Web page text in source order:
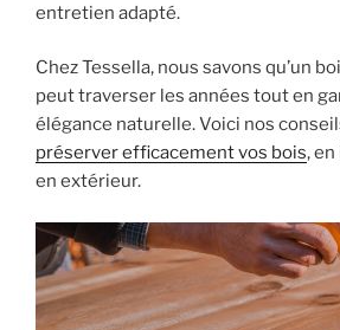
entretien adapté.
Chez Tessella, nous savons qu’un
peut traverser les années tout en
élégance naturelle. Voici nos
préserver efficacement vos bois,
en extérieur.